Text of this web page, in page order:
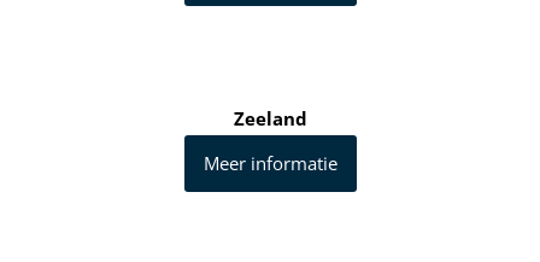
Zeeland
Meer informatie